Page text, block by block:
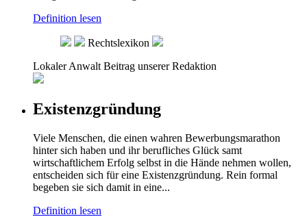
Definition lesen
Rechtslexikon
Lokaler Anwalt Beitrag unserer Redaktion
Existenzgründung
Viele Menschen, die einen wahren Bewerbungsmarathon
hinter sich haben und ihr berufliches Glück samt
wirtschaftlichem Erfolg selbst in die Hände nehmen wollen,
entscheiden sich für eine Existenzgründung. Rein formal
begeben sie sich damit in eine...
Definition lesen